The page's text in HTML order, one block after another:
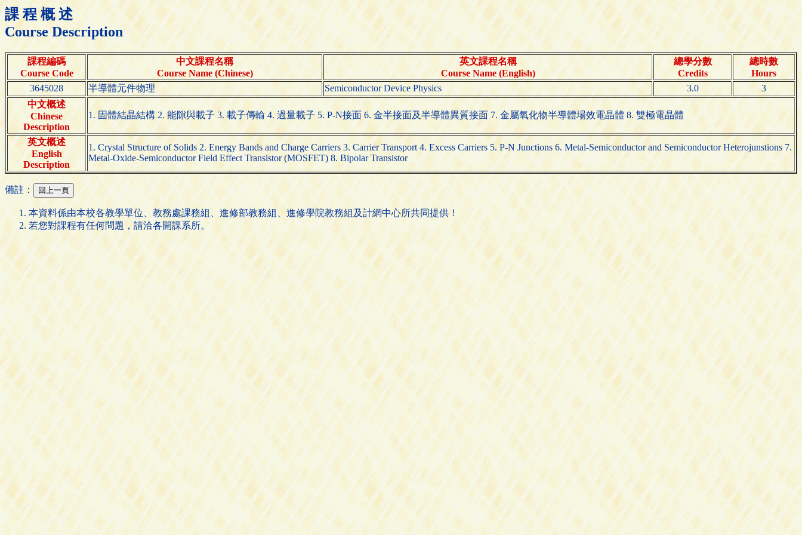
課 程 概 述
Course Description
課程編碼
Course Code
中文課程名稱
Course Name (Chinese)
英文課程名稱
Course Name (English)
總學分數
Credits
總時數
Hours
3645028
半導體元件物理 Semiconductor Device Physics 3.0
3
中文概述
Chinese
Description
1. 固體結晶結構 2. 能隙與載子 3. 載子傳輸 4. 過量載子 5. P-N接面 6. 金半接面及半導體異質接面 7. 金屬氧化物半導體場效電晶體 8. 雙極電晶體
英文概述
English
Description
1. Crystal Structure of Solids 2. Energy Bands and Charge Carriers 3. Carrier Transport 4. Excess Carriers 5. P-N Junctions 6. Metal-Semiconductor and Semiconductor Heterojunstions 7.
Metal-Oxide-Semiconductor Field Effect Transistor (MOSFET) 8. Bipolar Transistor
備註：
本資料係由本校各教學單位、教務處課務組、進修部教務組、進修學院教務組及計網中心所共同提供！
若您對課程有任何問題，請洽各開課系所。